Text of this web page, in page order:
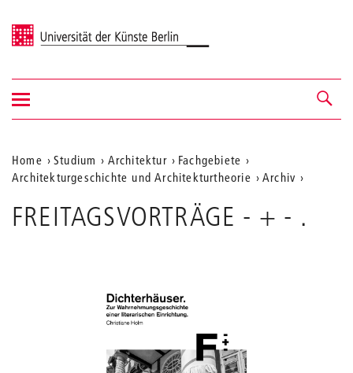
Universität der Künste Berlin
Navigation &
Suche
Navigation
ein-/ausblenden
Aktuelle
Position
auf
Home Studium Architektur
Fachgebiete
Architekturgeschichte und Architekturtheorie
Archiv
FREITAGSVORTRÄGE - + - .